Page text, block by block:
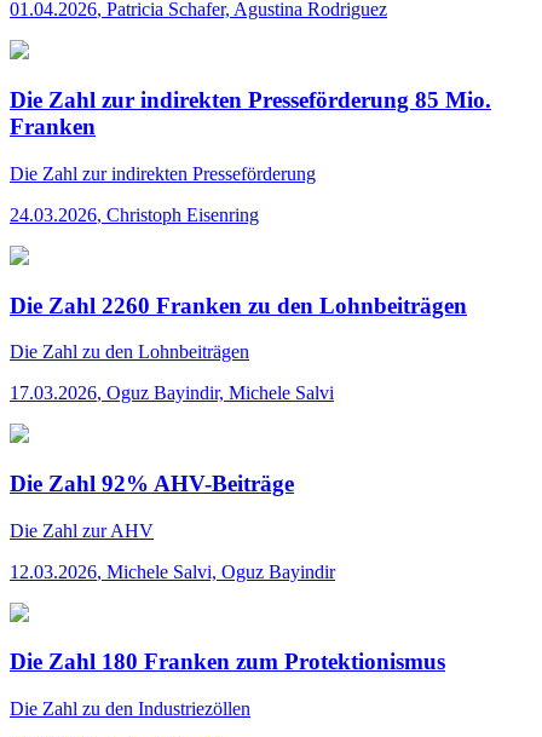
01.04.2026, Patricia Schafer, Agustina Rodriguez
Die Zahl zur indirekten Presseförderung 85 Mio.
Franken
Die Zahl zur indirekten Presseförderung
24.03.2026, Christoph Eisenring
Die Zahl 2260 Franken zu den Lohnbeiträgen
Die Zahl zu den Lohnbeiträgen
17.03.2026, Oguz Bayindir, Michele Salvi
Die Zahl 92% AHV-Beiträge
Die Zahl zur AHV
12.03.2026, Michele Salvi, Oguz Bayindir
Die Zahl 180 Franken zum Protektionismus
Die Zahl zu den Industriezöllen